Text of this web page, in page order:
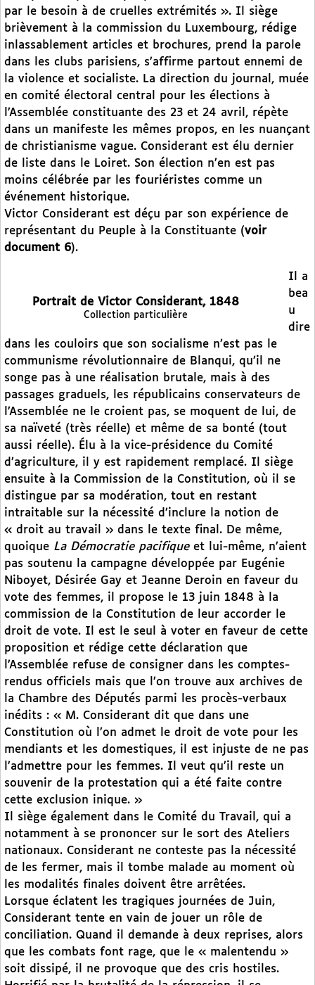
par le besoin à de cruelles extrémités ». Il siège
brièvement à la commission du Luxembourg, rédige
inlassablement articles et brochures, prend la parole
dans les clubs parisiens, s’affirme partout ennemi de
la violence et socialiste. La direction du journal, muée
en comité électoral central pour les élections à
l’Assemblée constituante des 23 et 24 avril, répète
dans un manifeste les mêmes propos, en les nuançant
de christianisme vague. Considerant est élu dernier
de liste dans le Loiret. Son élection n’en est pas
moins célébrée par les fouriéristes comme un
événement historique.
Victor Considerant est déçu par son expérience de
représentant du Peuple à la Constituante (voir
document 6).
Portrait de Victor Considerant, 1848
Collection particulière
Il a
bea
u
dire
dans les couloirs que son socialisme n’est pas le
communisme révolutionnaire de Blanqui, qu’il ne
songe pas à une réalisation brutale, mais à des
passages graduels, les républicains conservateurs de
l’Assemblée ne le croient pas, se moquent de lui, de
sa naïveté (très réelle) et même de sa bonté (tout
aussi réelle). Élu à la vice-présidence du Comité
d’agriculture, il y est rapidement remplacé. Il siège
ensuite à la Commission de la Constitution, où il se
distingue par sa modération, tout en restant
intraitable sur la nécessité d’inclure la notion de
« droit au travail » dans le texte final. De même,
quoique La Démocratie pacifiqueet lui-même, n’aient
pas soutenu la campagne développée par Eugénie
Niboyet, Désirée Gay et Jeanne Deroin en faveur du
vote des femmes, il propose le 13 juin 1848 à la
commission de la Constitution de leur accorder le
droit de vote. Il est le seul à voter en faveur de cette
proposition et rédige cette déclaration que
l’Assemblée refuse de consigner dans les comptes-
rendus officiels mais que l’on trouve aux archives de
la Chambre des Députés parmi les procès-verbaux
inédits : « M. Considerant dit que dans une
Constitution où l’on admet le droit de vote pour les
mendiants et les domestiques, il est injuste de ne pas
l’admettre pour les femmes. Il veut qu’il reste un
souvenir de la protestation qui a été faite contre
cette exclusion inique. »
Il siège également dans le Comité du Travail, qui a
notamment à se prononcer sur le sort des Ateliers
nationaux. Considerant ne conteste pas la nécessité
de les fermer, mais il tombe malade au moment où
les modalités finales doivent être arrêtées.
Lorsque éclatent les tragiques journées de Juin,
Considerant tente en vain de jouer un rôle de
conciliation. Quand il demande à deux reprises, alors
que les combats font rage, que le « malentendu »
soit dissipé, il ne provoque que des cris hostiles.